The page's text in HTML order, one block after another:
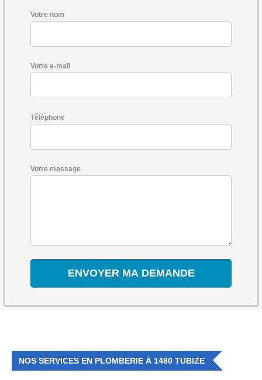
Votre nom
Votre e-mail
Téléphone
Votre message
NOS SERVICES EN PLOMBERIE À 1480 TUBIZE